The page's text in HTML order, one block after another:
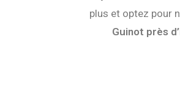
plus et optez pour
Guinot près